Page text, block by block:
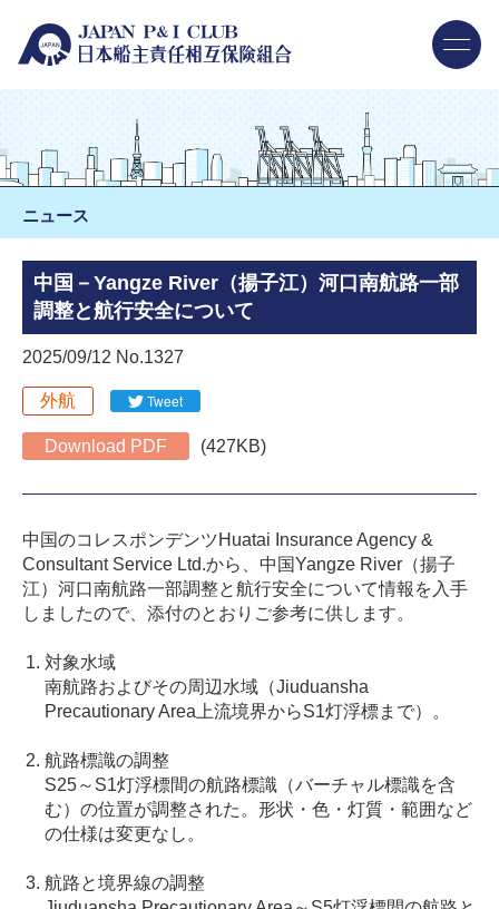
ニュース
中国－Yangze River（揚子江）河口南航路一部
調整と航行安全について
2025/09/12 No.1327
外航 Tweet
Download PDF (427KB)
中国のコレスポンデンツHuatai Insurance Agency &
Consultant Service Ltd.から、中国Yangze River （揚子
江）河口南航路一部調整と航行安全について情報を入手
しましたので、添付のとおりご参考に供します。
対象水域
南航路およびその周辺水域（Jiuduansha
Precautionary Area 上流境界からS1灯浮標まで）。
航路標識の調整
S25～ S1灯浮標間の航路標識（バーチャル標識を含
む）の位置が調整された。形状・色・灯質・範囲など
の仕様は変更なし。
航路と境界線の調整